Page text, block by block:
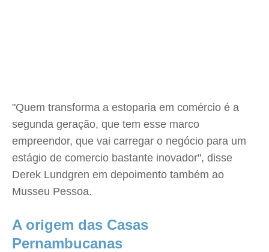
"Quem transforma a estoparia em comércio é a
segunda geração, que tem esse marco
empreendor, que vai carregar o negócio para um
estágio de comercio bastante inovador", disse
Derek Lundgren em depoimento também ao
Musseu Pessoa.
A origem das Casas
Pernambucanas